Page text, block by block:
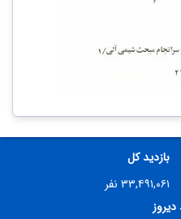
بازدید کل
۳۳,۴۹۱,۰۶۱ نفر
دیروز